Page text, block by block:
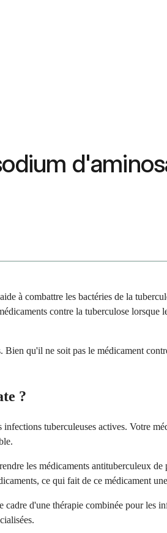
à combattre les bactéries de la
contre la tuberculose
Bien qu'il ne soit pas le médicament
?
tuberculeuses actives. Votre
les médicaments antituberculeux
ce qui fait de ce médicament
d'une thérapie combinée pour les